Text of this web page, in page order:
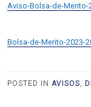
Aviso-Bolsa-de-Merito-
Bolsa-de-Merito-2023-
POSTED IN AVISOS,